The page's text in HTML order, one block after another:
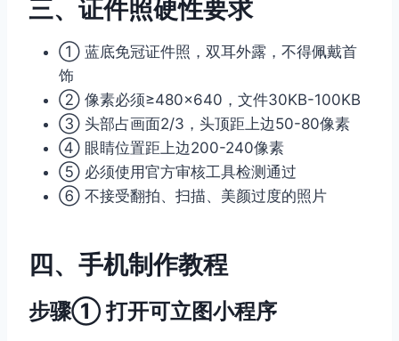
三、证件照硬性要求
① 蓝底免冠证件照，双耳外露，不得佩戴首
饰
② 像素必须≥480×640，文件30KB-100KB
③ 头部占画面2/3，头顶距上边50-80像素
④ 眼睛位置距上边200-240像素
⑤ 必须使用官方审核工具检测通过
⑥ 不接受翻拍、扫描、美颜过度的照片
四、手机制作教程
步骤① 打开可立图小程序